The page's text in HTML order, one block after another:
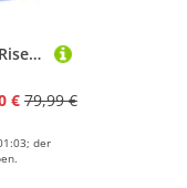
2XU Tights Form Stash Hi-Rise Compression
€ 79,99 €
der